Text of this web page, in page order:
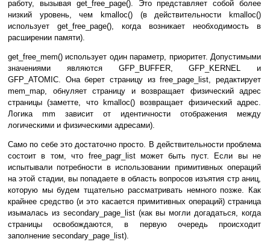
работу, вызывая get_free_page(). Это представляет собой более
низкий уровень, чем kmalloc() (в действительности kmalloc()
использует get_free_page(), когда возникает необходимость в
расширении памяти).
get_free_mem() использует один параметр, приоритет. Допустимыми
значениями являются GFP_BUFFER, GFP_KERNEL и
GFP_ATOMIC. Она берет страницу из free_page_list, редактирует
mem_map, обнуляет страницу и возвращает физический адрес
страницы (заметте, что kmalloc() возвращает физический адрес.
Логика mm зависит от идентичности отображения между
логическими и физическими адресами).
Само по себе это достаточно просто. В действительности проблема
состоит в том, что free_pagr_list может быть пуст. Если вы не
испытывали потребности в использовании примитивных операций
на этой стадии, вы попадаете в область вопросов изъятия стр аниц,
которую мы будем тщательно рассматривать немного позже. Как
крайнее средство (и это касается примитивных операций) страница
изымалась из secondary_page_list (как вы могли догадаться, когда
страницы освобождаются, в первую очередь происходит
заполнение secondary_page_list).